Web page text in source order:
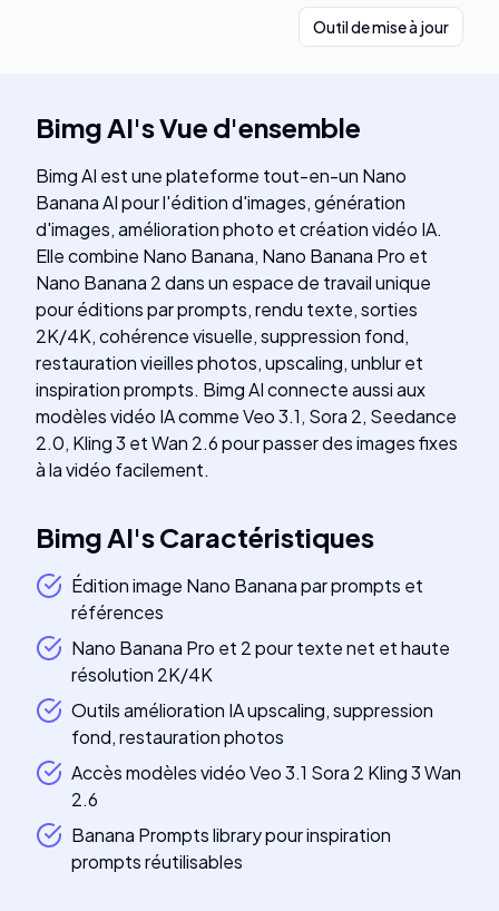
Outil de mise à jour
Bimg AI'sVue d'ensemble
Bimg AI est une plateforme tout-en-un Nano
Banana AI pour l'édition d'images, génération
d'images, amélioration photo et création vidéo IA.
Elle combine Nano Banana, Nano Banana Pro et
Nano Banana 2 dans un espace de travail unique
pour éditions par prompts, rendu texte, sorties
2K/4K, cohérence visuelle, suppression fond,
restauration vieilles photos, upscaling, unblur et
inspiration prompts. Bimg AI connecte aussi aux
modèles vidéo IA comme Veo 3.1, Sora 2, Seedance
2.0, Kling 3 et Wan 2.6 pour passer des images fixes
à la vidéo facilement.
Bimg AI'sCaractéristiques
Édition image Nano Banana par prompts et
références
Nano Banana Pro et 2 pour texte net et haute
résolution 2K/4K
Outils amélioration IA upscaling, suppression
fond, restauration photos
Accès modèles vidéo Veo 3.1 Sora 2 Kling 3 Wan
2.6
Banana Prompts library pour inspiration
prompts réutilisables